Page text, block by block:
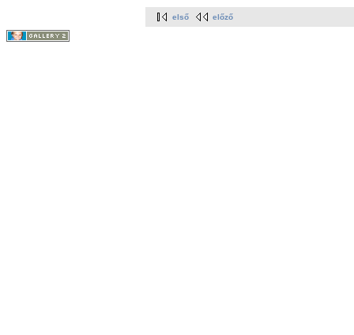
első előző